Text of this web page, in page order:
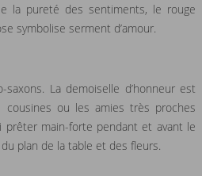
la pureté des sentiments, le rouge
symbolise serment d’amour.
saxons. La demoiselle d’honneur est
ou les amies très proches
main-forte pendant et avant le
plan de la table et des fleurs.